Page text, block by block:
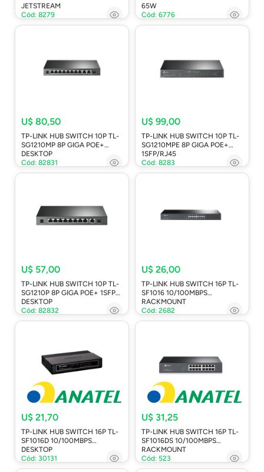
JETSTREAM
Cód: 8279
65W
Cód: 6776
U$ 80,50
TP-LINK HUB SWITCH 10P TL-
SG1210MP 8P GIGA POE+
DESKTOP
Cód: 82831
U$ 99,00
TP-LINK HUB SWITCH 10P TL-
SG1210MPE 8P GIGA POE+
1SFP/RJ45
Cód: 8283
U$ 57,00
TP-LINK HUB SWITCH 10P TL-
SG1210P 8P GIGA POE+ 1SFP
DESKTOP
Cód: 82832
U$ 26,00
TP-LINK HUB SWITCH 16P TL-
SF1016 10/100MBPS
RACKMOUNT
Cód: 2682
U$ 21,70
TP-LINK HUB SWITCH 16P TL-
SF1016D 10/100MBPS
DESKTOP
Cód: 30131
U$ 31,25
TP-LINK HUB SWITCH 16P TL-
SF1016DS 10/100MBPS
RACKMOUNT
Cód: 523